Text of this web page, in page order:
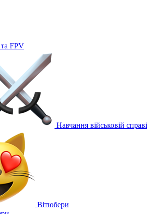
FPV
Навчання військовій справі
Вітюбери